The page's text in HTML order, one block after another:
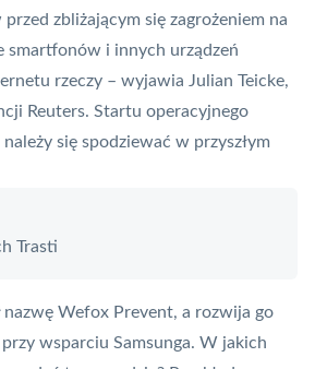
zbliżającym się zagrożeniem na
smartfonów i innych urządzeń
rzeczy – wyjawia Julian Teicke,
Reuters. Startu operacyjnego
się spodziewać w przyszłym
Trasti
nazwę Wefox Prevent, a rozwija go
przy wsparciu Samsunga. W jakich